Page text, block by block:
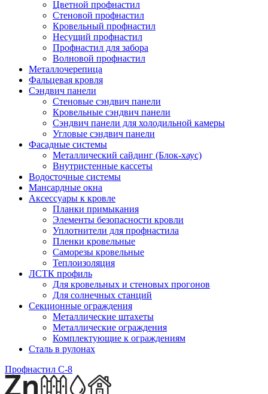
Цветной профнастил
Стеновой профнастил
Кровельный профнастил
Несущий профнастил
Профнастил для забора
Волновой профнастил
Металлочерепица
Фальцевая кровля
Сэндвич панели
Стеновые сэндвич панели
Кровельные сэндвич панели
Сэндвич панели для холодильной камеры
Угловые сэндвич панели
Фасадные системы
Металлический сайдинг (Блок-хаус)
Внутристенные кассеты
Водосточные системы
Мансардные окна
Аксессуары к кровле
Планки примыкания
Элементы безопасности кровли
Уплотнители для профнастила
Пленки кровельные
Саморезы кровельные
Теплоизоляция
ЛСТК профиль
Для кровельных и стеновых прогонов
Для солнечных станций
Секционные ограждения
Металлические штахеты
Металлические ограждения
Комплектующие к ограждениям
Сталь в рулонах
Профнастил С-8